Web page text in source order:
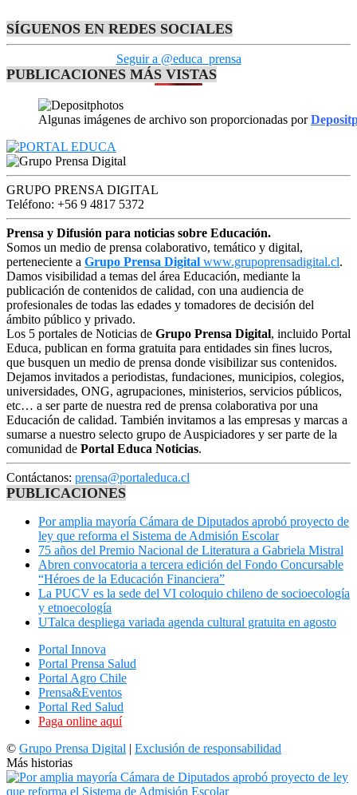
SÍGUENOS EN REDES SOCIALES
Seguir a @educa_prensa
PUBLICACIONES MÁS VISTAS
Algunas imágenes de archivo son proporcionadas por
GRUPO PRENSA DIGITAL
Teléfono: +56 9 4817 5372
Prensa y Difusión para noticias sobre Educación.
Somos un medio de prensa colaborativo, temático y digital,
perteneciente a Grupo Prensa Digital www.grupoprensadigital.cl.
Damos visibilidad a temas del área Educación, mediante la
publicación de contenidos de calidad, con una audiencia de
profesionales de todas las edades y tomadores de decisión del
ámbito público y privado.
Los 5 portales de Noticias de Grupo Prensa Digital, incluido Portal
Educa, publican en forma gratuita para entidades sin fines lucros,
que busquen un medio de prensa donde visibilizar sus contenidos.
Dejamos invitados a periodistas, fundaciones, municipios, colegios,
universidades, ONG, agrupaciones, ministerios, servicios públicos,
etc… a ser parte de nuestra red de prensa colaborativa por una
Educación de calidad. También invitamos a las empresas y marcas a
sumarse a nuestro selecto grupo de Auspiciadores y ser parte de la
comunidad de Portal Educa Noticias.
Contáctanos: prensa@portaleduca.cl
PUBLICACIONES
Por amplia mayoría Cámara de Diputados aprobó proyecto de
ley que reforma el Sistema de Admisión Escolar
75 años del Premio Nacional de Literatura a Gabriela Mistral
Abren convocatoria a tercera edición del Fondo Concursable
“Héroes de la Educación Financiera”
La PUCV es la sede del VI coloquio chileno de socioecología
y etnoecología
UTalca despliega variada agenda cultural gratuita en agosto
Portal Innova
Portal Prensa Salud
Portal Agro Chile
Prensa&Eventos
Portal Red Salud
Paga online aquí
© Grupo Prensa Digital | Exclusión de responsabilidad
Más historias